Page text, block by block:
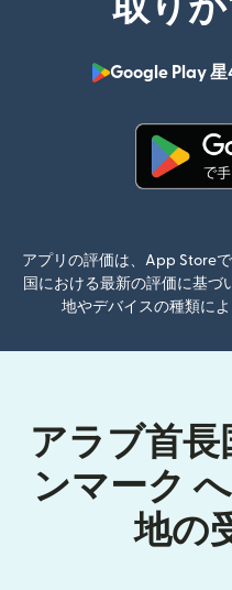
取り
Google Play 星
アプリの評価は、App Store
国における最新の評価に基づ
地やデバイスの種類に
アラブ首長
ンマーク
地の